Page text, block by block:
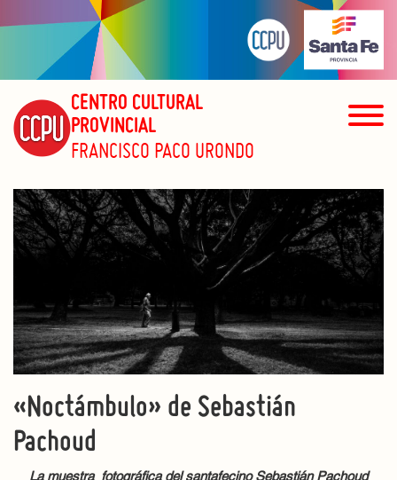
CENTRO CULTURAL
PROVINCIAL
FRANCISCO PACO URONDO
«Noctámbulo» de Sebastián
Pachoud